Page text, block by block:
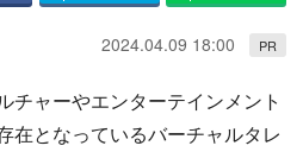
2024.04.09 18:00 PR
ャーやエンターテインメント
在となっているバーチャルタレ